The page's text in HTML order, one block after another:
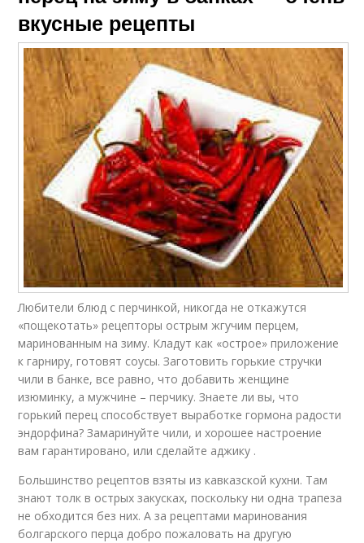
вкусные рецепты
Любители блюд с перчинкой, никогда не откажутся
«пощекотать» рецепторы острым жгучим перцем,
маринованным на зиму. Кладут как «острое» приложение
к гарниру, готовят соусы. Заготовить горькие стручки
чили в банке, все равно, что добавить женщине
изюминку, а мужчине – перчику. Знаете ли вы, что
горький перец способствует выработке гормона радости
эндорфина? Замаринуйте чили, и хорошее настроение
вам гарантировано, или сделайте аджику .
Большинство рецептов взяты из кавказской кухни. Там
знают толк в острых закусках, поскольку ни одна трапеза
не обходится без них. А за рецептами маринования
болгарского перца добро пожаловать на другую